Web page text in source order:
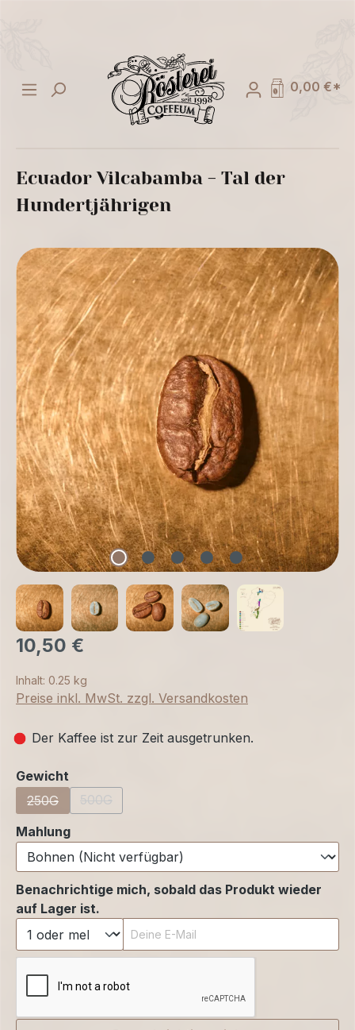
0,00 €*
Ecuador Vilcabamba - Tal der
Hundertjährigen
10,50 €
Inhalt: 0.25 kg
Preise inkl. MwSt. zzgl. Versandkosten
Der Kaffee ist zur Zeit ausgetrunken.
Gewicht
250G(Diese Option ist zurzeit nicht verfügbar.)
500G(Diese Option ist zurzeit nicht verfügbar.)
Mahlungauswählen
Benachrichtige mich, sobald das Produkt wieder
auf Lager ist.
Deine E-Mail